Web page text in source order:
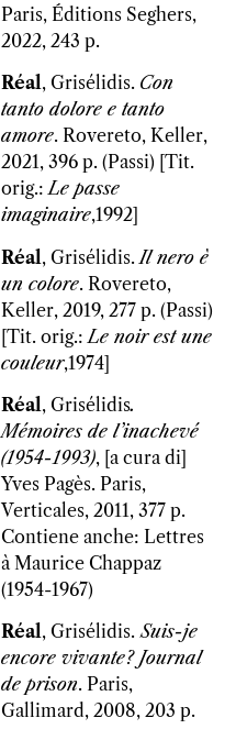
Paris, Éditions Seghers,
2022, 243 p.
Réal, Grisélidis. Con
tanto dolore e tanto
amore. Rovereto, Keller,
2021, 396 p. (Passi) [Tit.
orig.:Le passe
imaginaire,1992]
Réal , Grisélidis. Il nero è
un colore. Rovereto,
Keller, 2019, 277 p. (Passi)
[Tit. orig.: Le noir est une
couleur,1974]
Réal , Grisélidis.
Mémoires de l’inachevé
(1954-1993), [a cura di]
Yves Pagès. Paris,
Verticales, 2011, 377 p.
Contiene anche: Lettres
à Maurice Chappaz
(1954-1967)
Réal, Grisélidis. Suis-je
encore vivante? Journal
de prison. Paris,
Gallimard, 2008, 203 p.